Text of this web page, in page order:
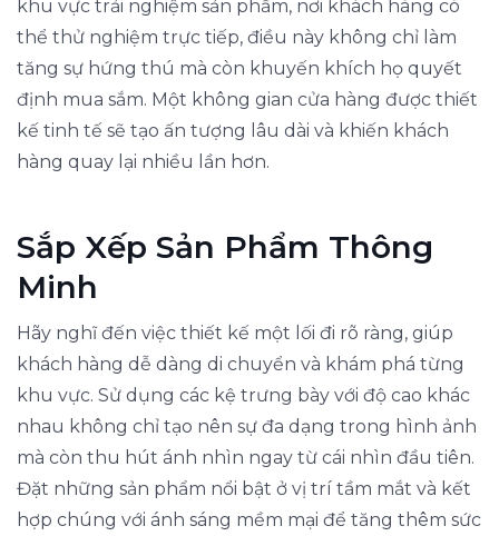
khu vực trải nghiệm sản phẩm, nơi khách hàng có
thể thử nghiệm trực tiếp, điều này không chỉ làm
tăng sự hứng thú mà còn khuyến khích họ quyết
định mua sắm. Một không gian cửa hàng được thiết
kế tinh tế sẽ tạo ấn tượng lâu dài và khiến khách
hàng quay lại nhiều lần hơn.
Sắp Xếp Sản Phẩm Thông
Minh
Hãy nghĩ đến việc thiết kế một lối đi rõ ràng, giúp
khách hàng dễ dàng di chuyển và khám phá từng
khu vực. Sử dụng các kệ trưng bày với độ cao khác
nhau không chỉ tạo nên sự đa dạng trong hình ảnh
mà còn thu hút ánh nhìn ngay từ cái nhìn đầu tiên.
Đặt những sản phẩm nổi bật ở vị trí tầm mắt và kết
hợp chúng với ánh sáng mềm mại để tăng thêm sức